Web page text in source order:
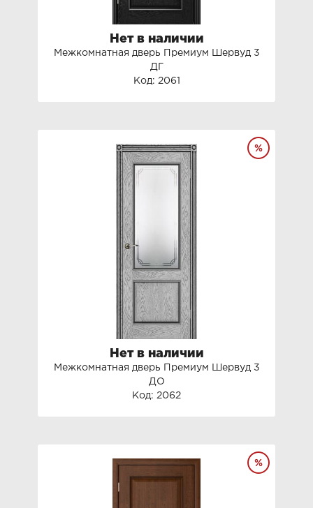
Нет в наличии
Межкомнатная дверь Премиум Шервуд 3
ДГ
Код: 2061
Нет в наличии
Межкомнатная дверь Премиум Шервуд 3
ДО
Код: 2062